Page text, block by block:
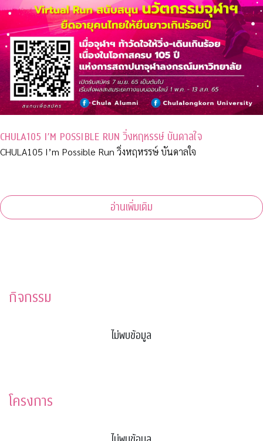
CHULA105 I’M POSSIBLE RUN วิ่งหฤหรรษ์ บันดาลใจ
CHULA105 I’m Possible Run วิ่งหฤหรรษ์ บันดาลใจ
อ่านเพิ่มเติม
กิจกรรม
ไม่พบข้อมูล
โครงการ